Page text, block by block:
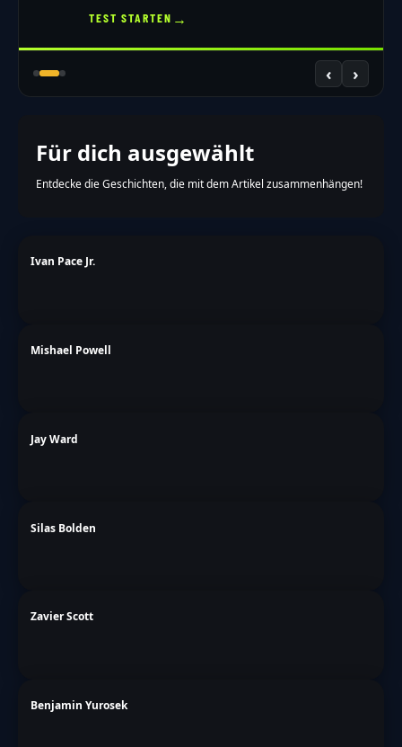
TEST STARTEN →
‹ ›
Für dich ausgewählt
Entdecke die Geschichten, die mit dem Artikel zusammenhängen!
Ivan Pace Jr.
Mishael Powell
Jay Ward
Silas Bolden
Zavier Scott
Benjamin Yurosek